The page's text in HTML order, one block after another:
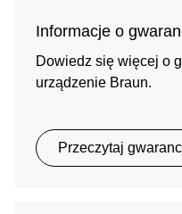
Informacje o
Dowiedz się więcej o
urządzenie Braun.
Przeczytaj